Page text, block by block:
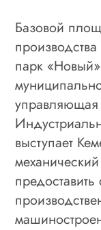
Базовой
парк
выступает